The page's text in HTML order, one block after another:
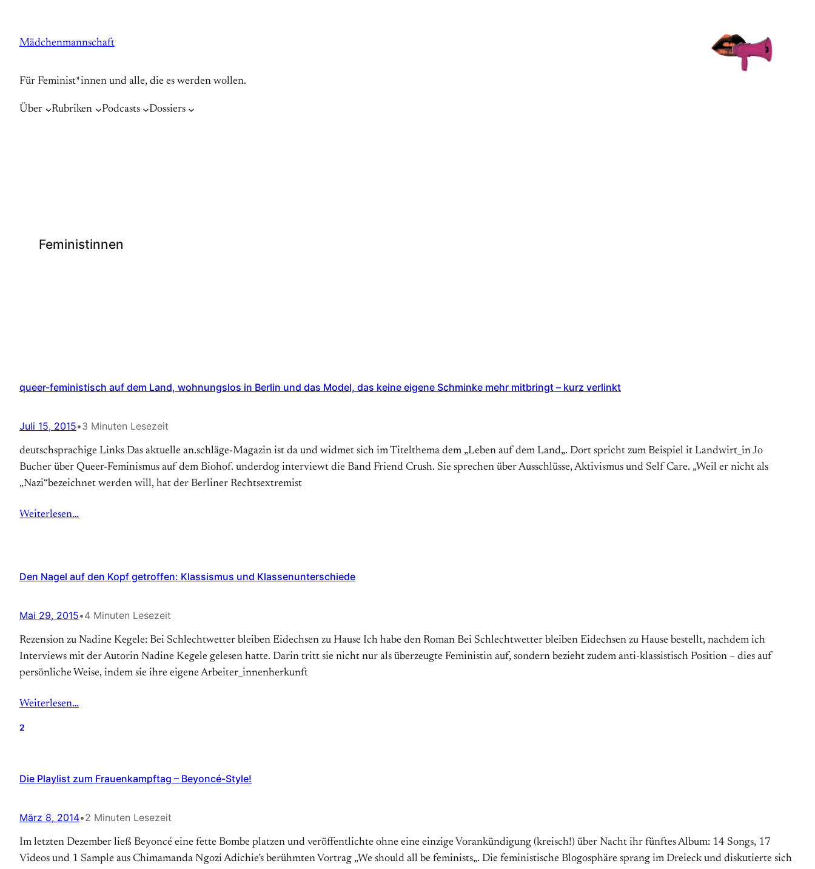
springen
Mädchenmannschaft
Für Feminist*innen und alle, die es werden wollen.
Über Rubriken Podcasts Dossiers
Feministinnen
queer-feministisch auf dem Land, wohnungslos in Berlin und das Model, das keine eigene Schminke mehr mitbringt – kurz verlinkt
Juli 15, 2015•3 Minuten Lesezeit
deutschsprachige Links Das aktuelle an.schläge-Magazin ist da und widmet sich im Titelthema dem „Leben auf dem Land„. Dort spricht zum Beispiel it Landwirt_in Jo
Bucher über Queer-Feminismus auf dem Biohof. underdog interviewt die Band Friend Crush. Sie sprechen über Ausschlüsse, Aktivismus und Self Care. „Weil er nicht als
„Nazi“bezeichnet werden will, hat der Berliner Rechtsextremist
Weiterlesen…
Den Nagel auf den Kopf getroffen: Klassismus und Klassenunterschiede
Mai 29, 2015•4 Minuten Lesezeit
Rezension zu Nadine Kegele: Bei Schlechtwetter bleiben Eidechsen zu Hause Ich habe den Roman Bei Schlechtwetter bleiben Eidechsen zu Hause bestellt, nachdem ich
Interviews mit der Autorin Nadine Kegele gelesen hatte. Darin tritt sie nicht nur als überzeugte Feministin auf, sondern bezieht zudem anti-klassistisch Position – dies auf
persönliche Weise, indem sie ihre eigene Arbeiter_innenherkunft
Weiterlesen…
2
Die Playlist zum Frauenkampftag – Beyoncé-Style!
März 8, 2014•2 Minuten Lesezeit
Im letzten Dezember ließ Beyoncé eine fette Bombe platzen und veröffentlichte ohne eine einzige Vorankündigung (kreisch!) über Nacht ihr fünftes Album: 14 Songs, 17
Videos und 1 Sample aus Chimamanda Ngozi Adichie’s berühmten Vortrag „We should all be feminists„. Die feministische Blogosphäre sprang im Dreieck und diskutierte sich